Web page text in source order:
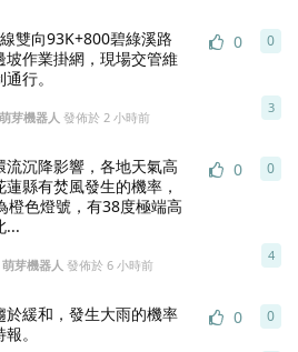
雙向93K+800碧綠溪路
坡作業掛網，現場交管維
行。
0
萌芽機器人 發佈於 2 小時前
3
0
流沉降影響，各地天氣高
縣有焚風發生的機率，
橙色燈號，有38度極端高
...
0
萌芽機器人 發佈於 6 小時前
4
0
於緩和，發生大雨的機率
。
0 0